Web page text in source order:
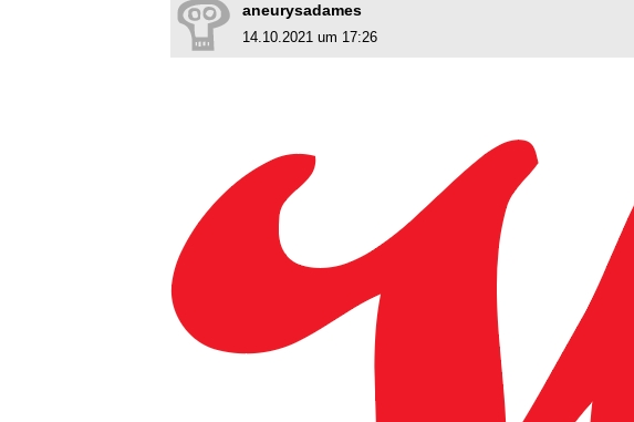
aneurysadames
14.10.2021 um 17:26